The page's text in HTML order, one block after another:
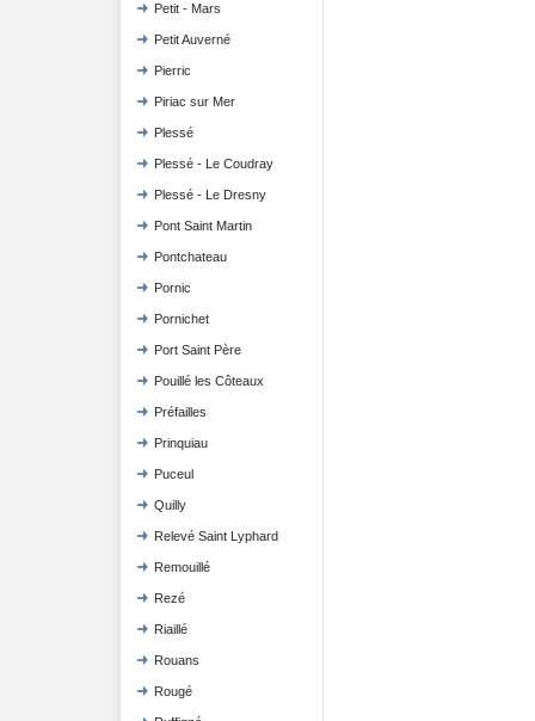
Petit - Mars
Petit Auverné
Pierric
Piriac sur Mer
Plessé
Plessé - Le Coudray
Plessé - Le Dresny
Pont Saint Martin
Pontchateau
Pornic
Pornichet
Port Saint Père
Pouillé les Côteaux
Préfailles
Prinquiau
Puceul
Quilly
Relevé Saint Lyphard
Remouillé
Rezé
Riaillé
Rouans
Rougé